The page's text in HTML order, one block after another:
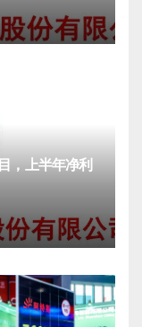
，上半年净利